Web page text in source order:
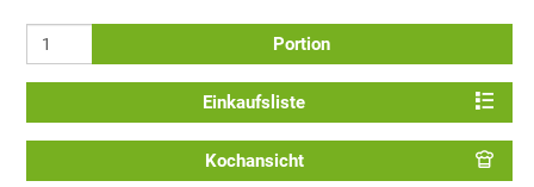
Portion
Einkaufsliste
Kochansicht